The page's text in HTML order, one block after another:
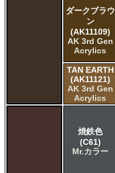
ダークブラウ
ン
(AK11109)
AK 3rd Gen
Acrylics
TAN EARTH
(AK11121)
AK 3rd Gen
Acrylics
焼鉄色
(C61)
Mr.カラー